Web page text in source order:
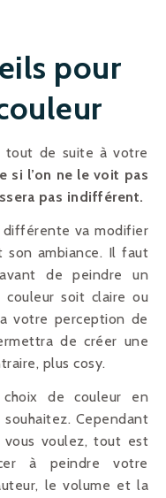
pour
tout de suite à votre
si l’on ne le voit pas
pas indifférent.
différente va modifier
ambiance. Il faut
de peindre un
soit claire ou
votre perception de
de créer une
plus cosy.
de couleur en
Cependant
voulez, tout est
à peindre votre
le volume et la